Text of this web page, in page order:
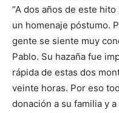
“A dos años de este
un homenaje póstumo.
gente se siente muy
Pablo. Su hazaña fue
rápida de estas dos
veinte horas. Por eso
donación a su familia y